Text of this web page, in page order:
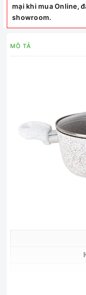
mại khi mua Online,
showroom.
MÔ TẢ